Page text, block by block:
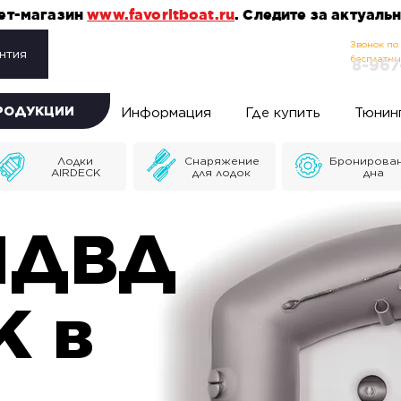
магазинwww.favoritboat.ru. Следите за
Звонок по
8-
Информация Где купить
Лодки
AIRDECK
Снаряжение
для лодок
дна
в